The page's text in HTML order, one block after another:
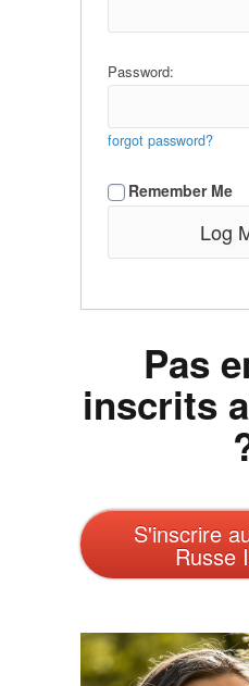
Password:
forgot password?
Remember Me
Pas
inscrits
S'inscrire
Russe